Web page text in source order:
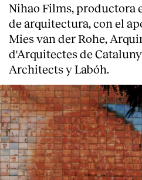
Nihao Films, productora
de arquitectura, con el
Mies van der Rohe,
d'Arquitectes de
Architects y Labóh.